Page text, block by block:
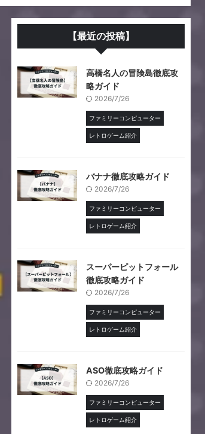
【最近の投稿】
高橋名人の冒険島徹底攻
略ガイド
2026/7/26
ファミリーコンピューター
レトロゲーム紹介
バナナ徹底攻略ガイド
2026/7/26
ファミリーコンピューター
レトロゲーム紹介
スーパーピットフォール
徹底攻略ガイド
2026/7/26
ファミリーコンピューター
レトロゲーム紹介
ASO徹底攻略ガイド
2026/7/26
ファミリーコンピューター
レトロゲーム紹介